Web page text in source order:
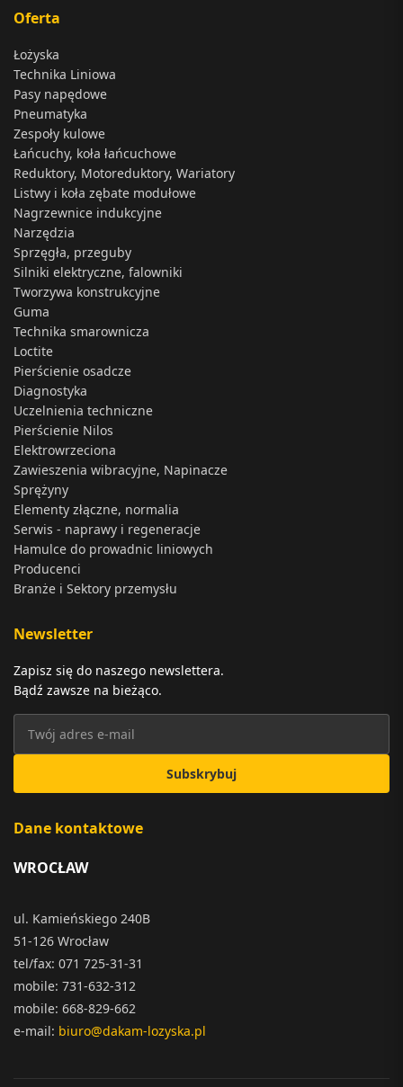
Oferta
Łożyska
Technika Liniowa
Pasy napędowe
Pneumatyka
Zespoły kulowe
Łańcuchy, koła łańcuchowe
Reduktory, Motoreduktory, Wariatory
Listwy i koła zębate modułowe
Nagrzewnice indukcyjne
Narzędzia
Sprzęgła, przeguby
Silniki elektryczne, falowniki
Tworzywa konstrukcyjne
Guma
Technika smarownicza
Loctite
Pierścienie osadcze
Diagnostyka
Uczelnienia techniczne
Pierścienie Nilos
Elektrowrzeciona
Zawieszenia wibracyjne, Napinacze
Sprężyny
Elementy złączne, normalia
Serwis - naprawy i regeneracje
Hamulce do prowadnic liniowych
Producenci
Branże i Sektory przemysłu
Newsletter
Zapisz się do naszego newslettera.
Bądź zawsze na bieżąco.
Subskrybuj
Dane kontaktowe
WROCŁAW
ul. Kamieńskiego 240B
51-126 Wrocław
tel/fax: 071 725-31-31
mobile: 731-632-312
mobile: 668-829-662
e-mail: biuro@dakam-lozyska.pl